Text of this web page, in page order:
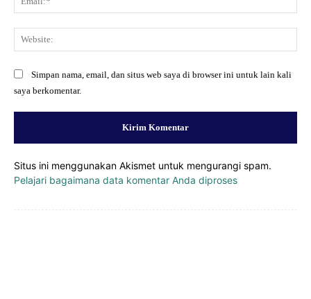
Simpan nama, email, dan situs web saya di browser ini untuk lain kali
saya berkomentar.
Situs ini menggunakan Akismet untuk mengurangi spam.
Pelajari bagaimana data komentar Anda diproses